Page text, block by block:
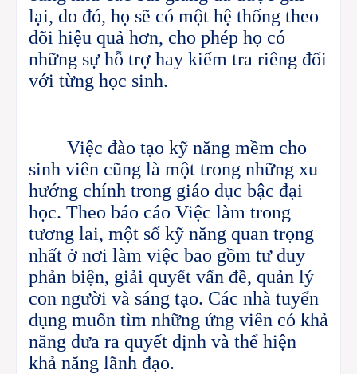
lại, do đó, họ sẽ có một hệ thống theo
dõi hiệu quả hơn, cho phép họ có
những sự hỗ trợ hay kiểm tra riêng đối
với từng học sinh.
Việc đào tạo kỹ năng mềm cho
sinh viên cũng là một trong những xu
hướng chính trong giáo dục bậc đại
học. Theo báo cáo Việc làm trong
tương lai, một số kỹ năng quan trọng
nhất ở nơi làm việc bao gồm tư duy
phản biện, giải quyết vấn đề, quản lý
con người và sáng tạo. Các nhà tuyển
dụng muốn tìm những ứng viên có khả
năng đưa ra quyết định và thể hiện
khả năng lãnh đạo.